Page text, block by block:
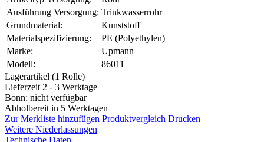
Ausführung Versorgung: Trinkwasserrohr
Grundmaterial:
Kunststoff
Materialspezifizierung:
PE (Polyethylen)
Marke:
Upmann
Modell:
86011
Lagerartikel (1 Rolle)
Lieferzeit 2 - 3 Werktage
Bonn: nicht verfügbar
Abholbereit in 5 Werktagen
Zur Merkliste hinzufügen Produktvergleich Drucken
Weitere Niederlassungen
Technische Daten